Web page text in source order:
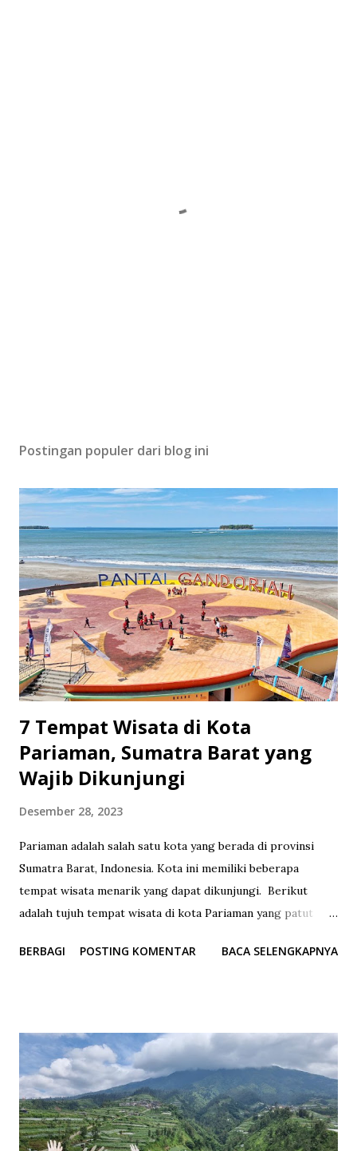
Postingan populer dari blog ini
7 Tempat Wisata di Kota
Pariaman, Sumatra Barat yang
Wajib Dikunjungi
Desember 28, 2023
Pariaman adalah salah satu kota yang berada di provinsi
Sumatra Barat, Indonesia. Kota ini memiliki beberapa
tempat wisata menarik yang dapat dikunjungi. Berikut
adalah tujuh tempat wisata di kota Pariaman yang patut
dengan keindahan pasir putihnya dan ombak yang tenang.
dengan hamparan pasir putih dan air laut yang jernih.
Pantai ini cocok untuk berbagai aktivitas, seperti berenang,
berjemur, atau sekadar bersantai. 3. Danau Singkarak
Meskipun tidak terletak langsung di Kota Pariaman, Danau
Singkarak merupakan objek wisata terkenal di sekitar
BERBAGI POSTING KOMENTAR BACA SELENGKAPNYA